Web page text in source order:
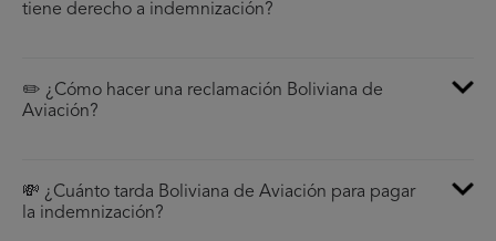
tiene derecho a indemnización?
✏️ ¿Cómo hacer una reclamación Boliviana de
Aviación?
💸 ¿Cuánto tarda Boliviana de Aviación para pagar
la indemnización?